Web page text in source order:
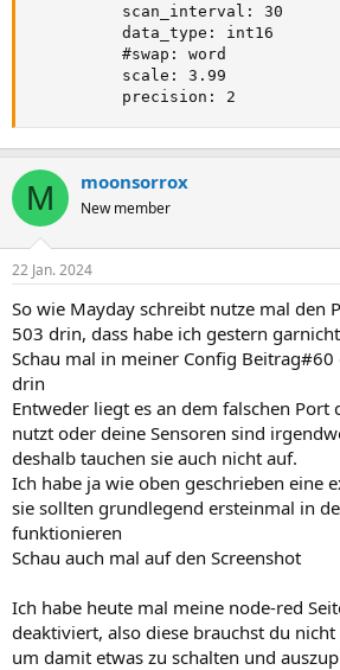
          scan_interval: 30
          data_type: int16
          #swap: word
          scale: 3.99
          precision: 2
M moonsorrox
New member
22 Jan. 2024
So wie Mayday schreibt nutze mal den
503 drin, dass habe ich gestern
Schau mal in meiner Config Beitrag#60
drin
Entweder liegt es an dem falschen Port
nutzt oder deine Sensoren sind
deshalb tauchen sie auch nicht auf.
Ich habe ja wie oben geschrieben eine
sie sollten grundlegend ersteinmal in
funktionieren
Schau auch mal auf den Screenshot
Ich habe heute mal meine node-red
deaktiviert, also diese brauchst du
um damit etwas zu schalten und